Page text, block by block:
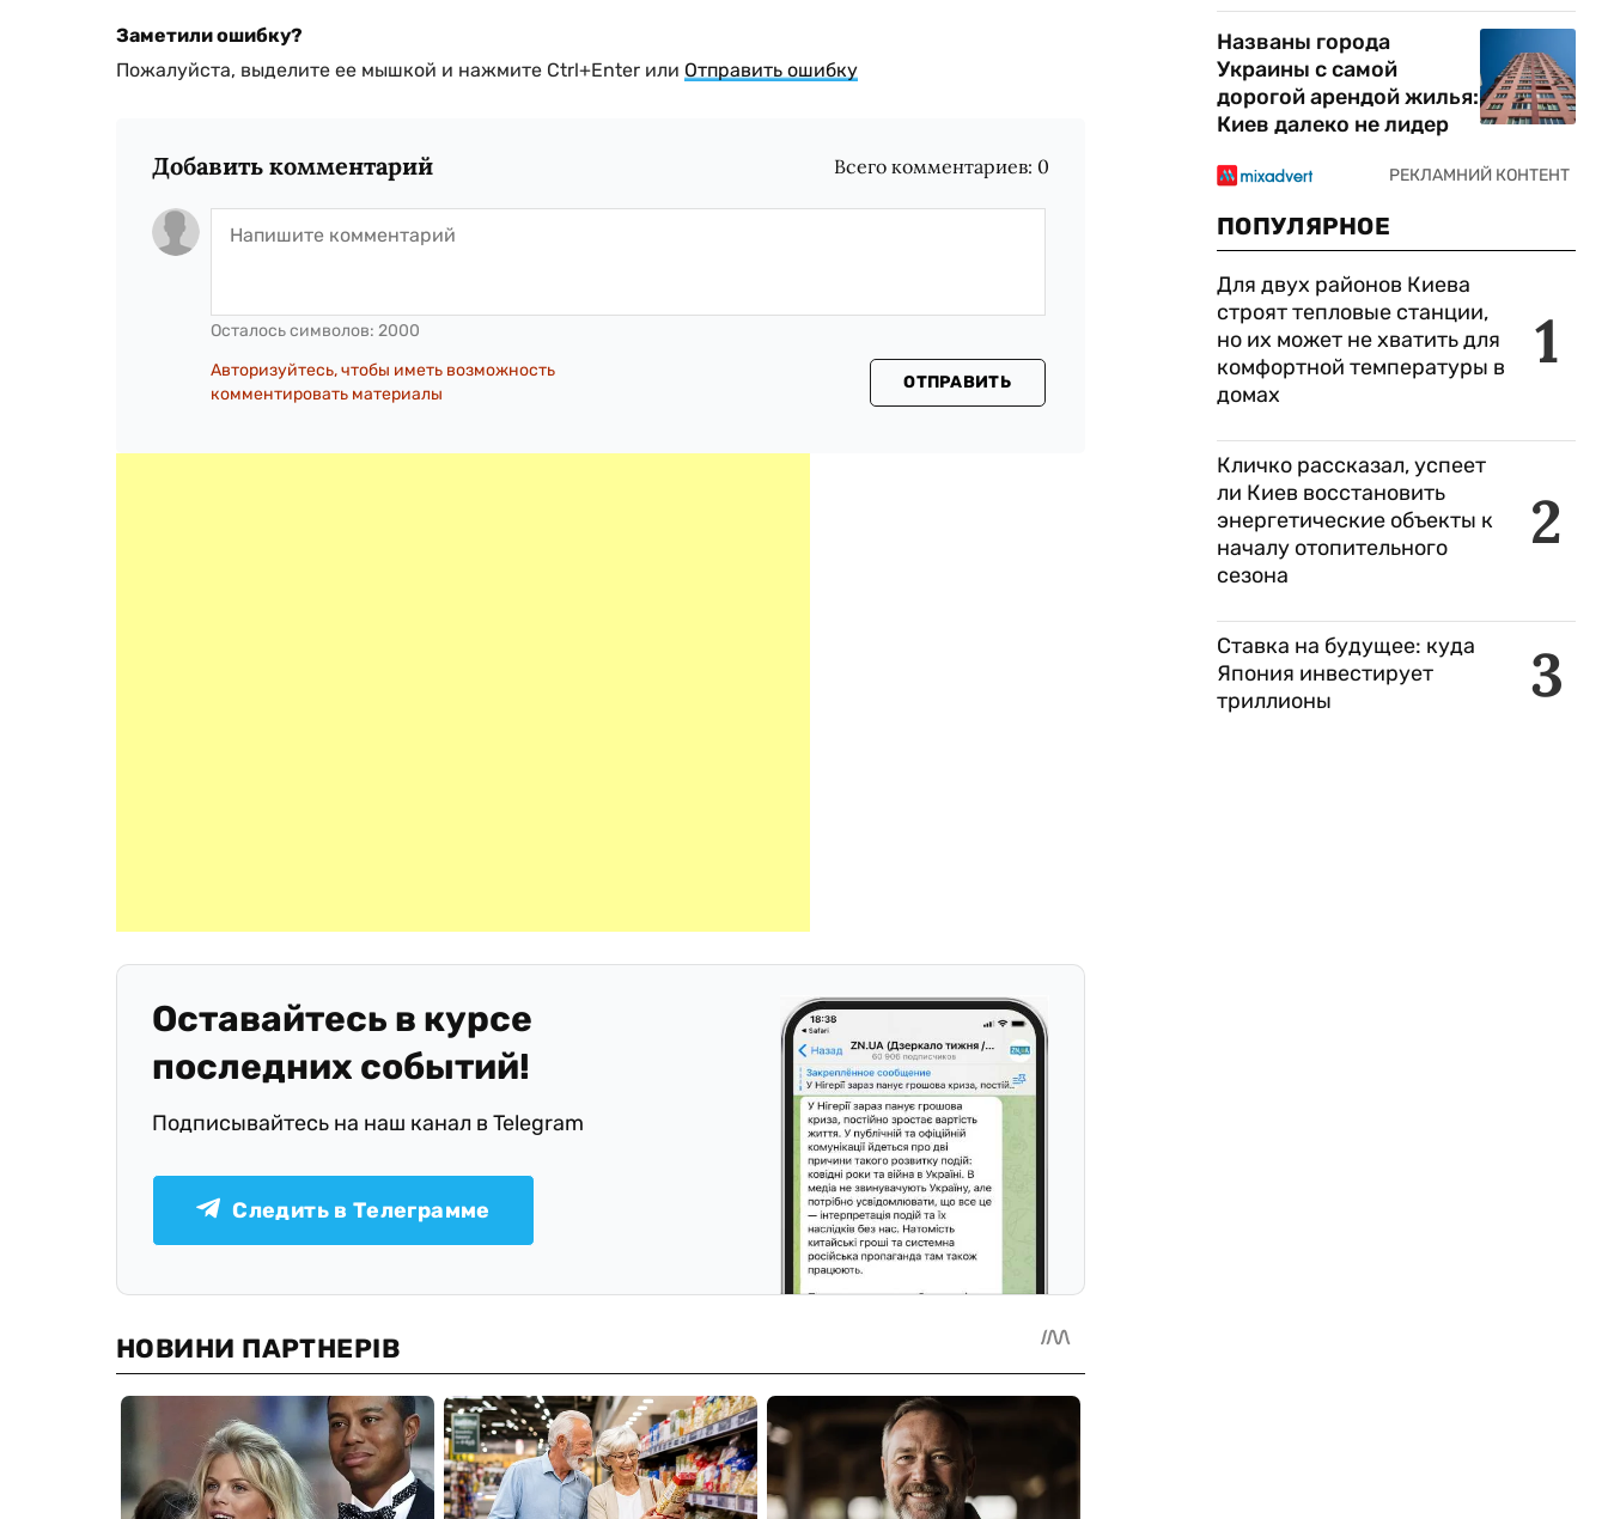
Заметили ошибку?
Пожалуйста, выделите ее мышкой и нажмите Ctrl+Enter или Отправить ошибку
Добавить комментарий Всего комментариев: 0
Осталось символов: 2000
Авторизуйтесь, чтобы иметь возможность
комментировать материалы
ОТПРАВИТЬ
Оставайтесь в курсе
последних событий!
Подписывайтесь на наш канал в Telegram
Следить в Телеграмме
Названы города
Украины с самой
дорогой арендой жилья:
Киев далеко не лидер
ПОПУЛЯРНОЕ
1
Для двух районов Киева
строят тепловые станции,
но их может не хватить для
комфортной температуры в
домах
2
Кличко рассказал, успеет
ли Киев восстановить
энергетические объекты к
началу отопительного
сезона
3
Ставка на будущее: куда
Япония инвестирует
триллионы